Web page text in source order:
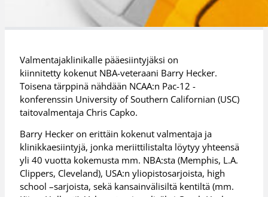
Valmentajaklinikalle pääesiintyjäksi on
kiinnitetty kokenut NBA-veteraani Barry Hecker.
Toisena tärppinä nähdään NCAA:n Pac-12 -
konferenssin University of Southern Californian (USC)
taitovalmentaja Chris Capko.
Barry Hecker on erittäin kokenut valmentaja ja
klinikkaesiintyjä, jonka meriittilistalta löytyy yhteensä
yli 40 vuotta kokemusta mm. NBA:sta (Memphis, L.A.
Clippers, Cleveland), USA:n yliopistosarjoista, high
school –sarjoista, sekä kansainvälisiltä kentiltä (mm.